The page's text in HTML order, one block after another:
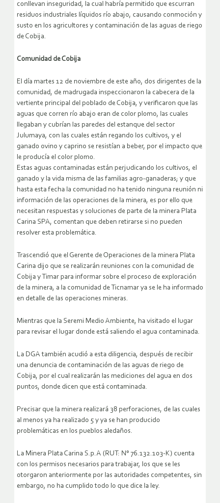
conllevan inseguridad, la cual habría permitido que escurran
residuos industriales líquidos río abajo, causando conmoción y
susto en los agricultores y contaminación de las aguas de riego
de Cobija.
Comunidad de Cobija
El día martes 12 de noviembre de este año, dos dirigentes de la
comunidad, de madrugada inspeccionaron la cabecera de la
vertiente principal del poblado de Cobija, y verificaron que las
aguas que corren río abajo eran de color plomo, las cuales
llegaban y cubrían las paredes del estanque del sector
Julumaya, con las cuales están regando los cultivos, y el
ganado ovino y caprino se resistían a beber, por el impacto que
le producía el color plomo.
Estas aguas contaminadas están perjudicando los cultivos, el
ganado y la vida misma de las familias agro-ganaderas; y que
hasta esta fecha la comunidad no ha tenido ninguna reunión ni
información de las operaciones de la minera, es por ello que
necesitan respuestas y soluciones de parte de la minera Plata
Carina SPA, comentan que deben retirarse si no pueden
resolver esta problemática.
Trascendió que el Gerente de Operaciones de la minera Plata
Carina dijo que se realizarán reuniones con la comunidad de
Cobija y Timar para informar sobre el proceso de exploración
de la minera, a la comunidad de Ticnamar ya se le ha informado
en detalle de las operaciones mineras.
Mientras que la Seremi Medio Ambiente, ha visitado el lugar
para revisar el lugar donde está saliendo el agua contaminada.
La DGA también acudió a esta diligencia, después de recibir
una denuncia de contaminación de las aguas de riego de
Cobija, por el cual realizarán las mediciones del agua en dos
puntos, donde dicen que está contaminada.
Precisar que la minera realizará 38 perforaciones, de las cuales
al menos ya ha realizado 5 y ya se han producido
problemáticas en los pueblos aledaños.
La Minera Plata Carina S.p.A (RUT: N° 76.132.103-K) cuenta
con los permisos necesarios para trabajar, los que se les
otorgaron anteriormente por las autoridades competentes, sin
embargo, no ha cumplido todo lo que dice la ley.